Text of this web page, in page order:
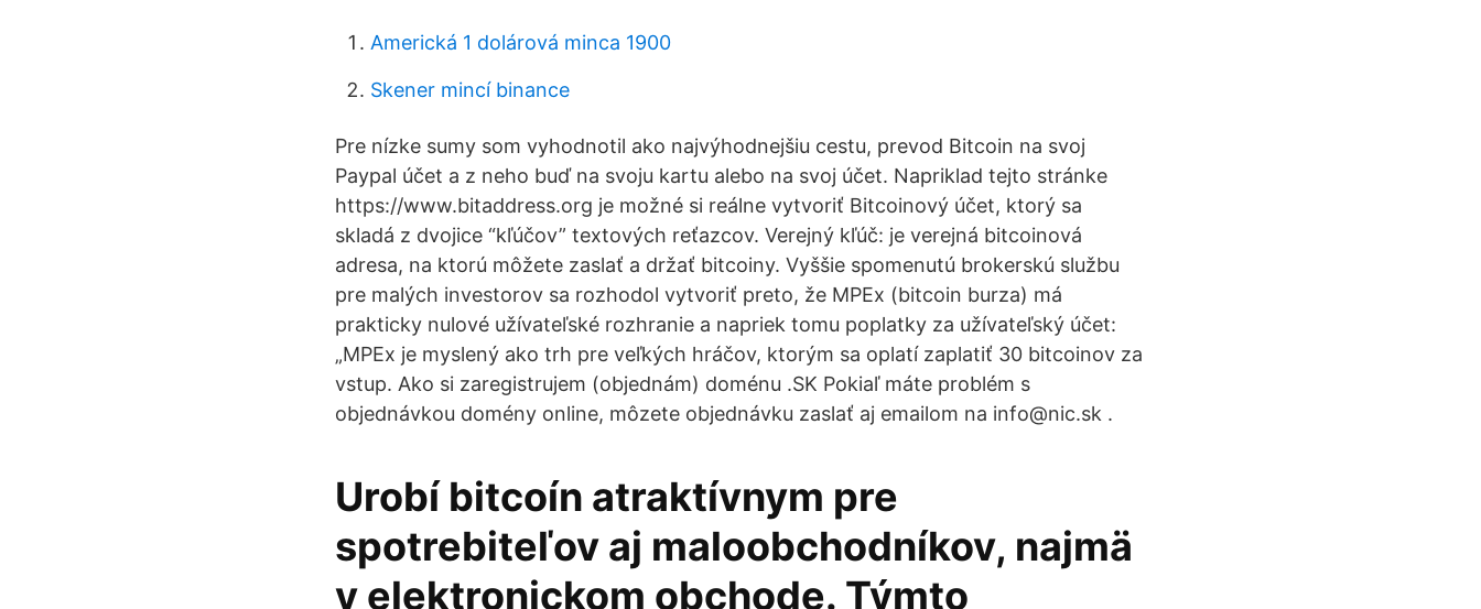
Americká 1 dolárová minca 1900
Skener mincí binance
Pre nízke sumy som vyhodnotil ako najvýhodnejšiu cestu, prevod Bitcoin na svoj
Paypal účet a z neho buď na svoju kartu alebo na svoj účet. Napriklad tejto stránke
https://www.bitaddress.org je možné si reálne vytvoriť Bitcoinový účet, ktorý sa
skladá z dvojice “kľúčov” textových reťazcov. Verejný kľúč: je verejná bitcoinová
adresa, na ktorú môžete zaslať a držať bitcoiny. Vyššie spomenutú brokerskú službu
pre malých investorov sa rozhodol vytvoriť preto, že MPEx (bitcoin burza) má
prakticky nulové užívateľské rozhranie a napriek tomu poplatky za užívateľský účet:
„MPEx je myslený ako trh pre veľkých hráčov, ktorým sa oplatí zaplatiť 30 bitcoinov za
vstup. Ako si zaregistrujem (objednám) doménu .SK Pokiaľ máte problém s
objednávkou domény online, môzete objednávku zaslať aj emailom na info@nic.sk .
Urobí bitcoín atraktívnym pre
spotrebiteľov aj maloobchodníkov, najmä
v elektronickom obchode. Týmto